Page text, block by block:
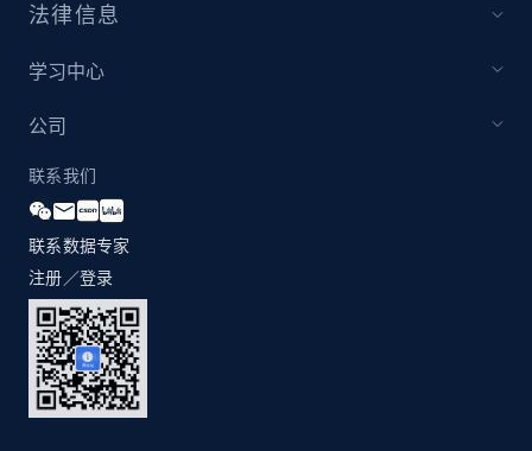
法律信息
学习中心
公司
联系我们
联系数据专家
注册／登录